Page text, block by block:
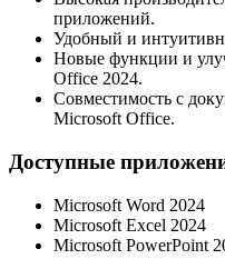
приложений.
Удобный и
Новые функции и
Office 2024.
Совместимость с
Microsoft Office.
Доступные
Microsoft Word 2024
Microsoft Excel 2024
Microsoft PowerPoint